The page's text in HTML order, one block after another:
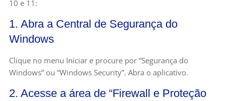
10 e 11:
1. Abra a Central de Segurança do
Windows
Clique no menu Iniciar e procure por “Segurança do
Windows” ou “Windows Security”. Abra o aplicativo.
2. Acesse a área de “Firewall e Proteção